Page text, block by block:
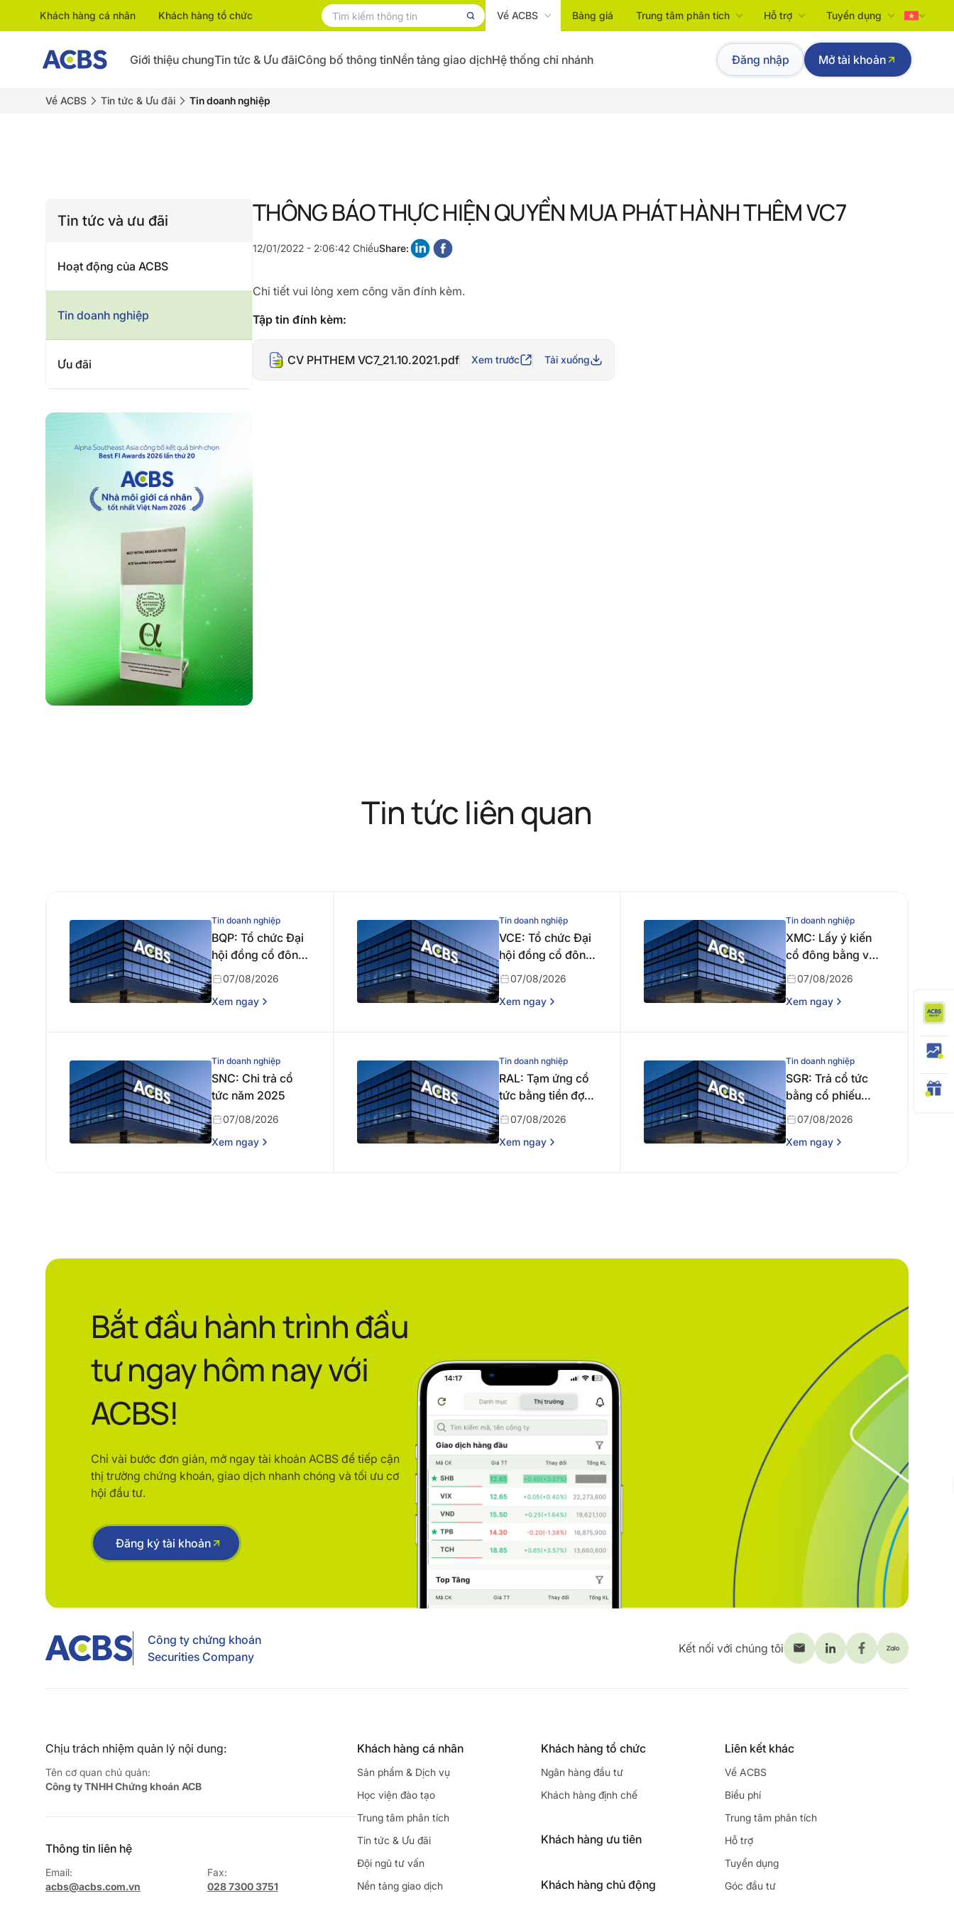
Khách hàng cá nhân Khách hàng tổ chức Về ACBS Bảng giá Trung tâm phân tích Hỗ trợ Tuyển dụng
Tiếng Việt
English
Giới thiệu chungTin tức & Ưu đãiCông bố thông tinNền tảng giao dịchHệ thống chi nhánh Đăng nhập Mở tài khoản
Về ACBS Tin tức & Ưu đãi Tin doanh nghiệp
Tin tức và ưu đãi
Hoạt động của ACBS
Tin doanh nghiệp
Ưu đãi
THÔNG BÁO THỰC HIỆN QUYỀN MUA PHÁT HÀNH THÊM VC7
12/01/2022 - 2:06:42 ChiềuShare:
Chi tiết vui lòng xem công văn đính kèm.
Tập tin đính kèm:
CV PHTHEM VC7_21.10.2021.pdf Xem trước Tải xuống
Tin tức liên quan
Tin doanh nghiệp
BQP: Tổ chức Đại
hội đồng cổ đông
thường niên năm
2026
07/08/2026
Xem ngay
Tin doanh nghiệp
VCE: Tổ chức Đại
hội đồng cổ đông
bất thường năm
2026 lần thứ nhất
07/08/2026
Xem ngay
Tin doanh nghiệp
XMC: Lấy ý kiến
cổ đông bằng văn
bản07/08/2026
Xem ngay
Tin doanh nghiệp
SNC: Chi trả cổ
tức năm 2025
07/08/2026
Xem ngay
Tin doanh nghiệp
RAL: Tạm ứng cổ
tức bằng tiền đợt 1
năm 2026
07/08/2026
Xem ngay
Tin doanh nghiệp
SGR: Trả cổ tức
bằng cổ phiếu
năm 2024
07/08/2026
Xem ngay
Bắt đầu hành trình đầu
tư ngay hôm nay với
ACBS!
Chỉ vài bước đơn giản, mở ngay tài khoản ACBS để tiếp cận
thị trường chứng khoán, giao dịch nhanh chóng và tối ưu cơ
hội đầu tư.
Đăng ký tài khoản
Công ty chứng khoán
Securities Company
Kết nối với chúng tôi
Chịu trách nhiệm quản lý nội dung:
Tên cơ quan chủ quản:
Công ty TNHH Chứng khoán ACB
Thông tin liên hệ
Email:
acbs@acbs.com.vn
Fax:
028 7300 3751
Khách hàng cá nhân
Sản phẩm & Dịch vụ
Học viện đào tạo
Trung tâm phân tích
Tin tức & Ưu đãi
Đội ngũ tư vấn
Nền tảng giao dịch
Khách hàng tổ chức
Ngân hàng đầu tư
Khách hàng định chế
Khách hàng ưu tiên
Khách hàng chủ động
Liên kết khác
Về ACBS
Biểu phí
Trung tâm phân tích
Hỗ trợ
Tuyển dụng
Góc đầu tư